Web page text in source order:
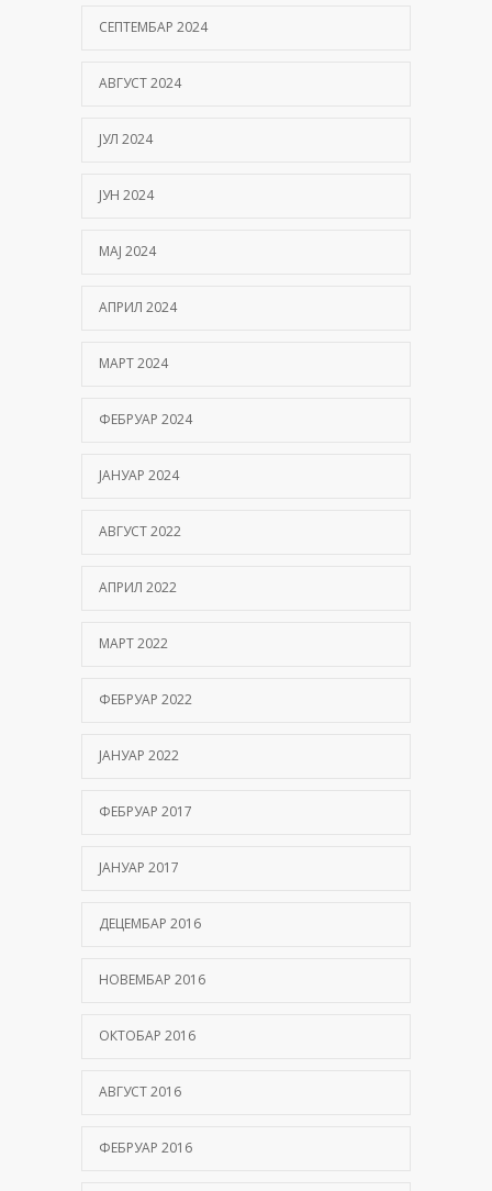
СЕПТЕМБАР 2024
АВГУСТ 2024
ЈУЛ 2024
ЈУН 2024
МАЈ 2024
АПРИЛ 2024
МАРТ 2024
ФЕБРУАР 2024
ЈАНУАР 2024
АВГУСТ 2022
АПРИЛ 2022
МАРТ 2022
ФЕБРУАР 2022
ЈАНУАР 2022
ФЕБРУАР 2017
ЈАНУАР 2017
ДЕЦЕМБАР 2016
НОВЕМБАР 2016
ОКТОБАР 2016
АВГУСТ 2016
ФЕБРУАР 2016